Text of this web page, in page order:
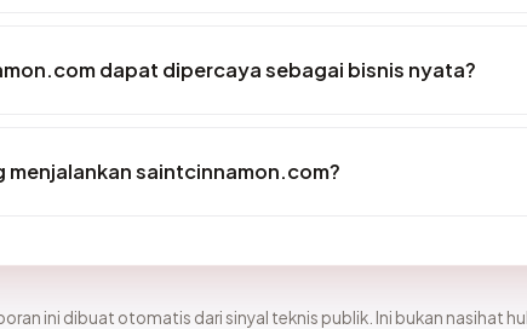
dapat dipercaya sebagai bisnis nyata?
menjalankan saintcinnamon.com?
ini dibuat otomatis dari sinyal teknis publik. Ini bukan nasihat